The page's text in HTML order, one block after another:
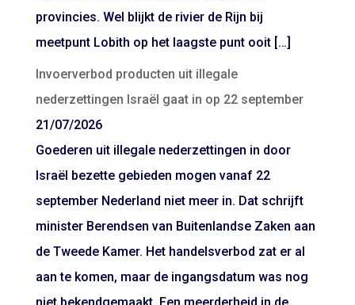
provincies. Wel blijkt de rivier de Rijn bij
meetpunt Lobith op het laagste punt ooit […]
Invoerverbod producten uit illegale
nederzettingen Israël gaat in op 22 september
21/07/2026
Goederen uit illegale nederzettingen in door
Israël bezette gebieden mogen vanaf 22
september Nederland niet meer in. Dat schrijft
minister Berendsen van Buitenlandse Zaken aan
de Tweede Kamer. Het handelsverbod zat er al
aan te komen, maar de ingangsdatum was nog
niet bekendgemaakt. Een meerderheid in de